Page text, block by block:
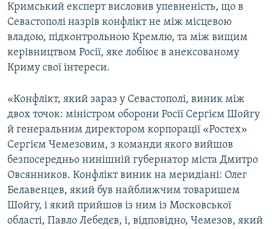
Кримський експерт висловив упевненість, що в
Севастополі назрів конфлікт не між місцевою
владою, підконтрольною Кремлю, та між вищим
керівництвом Росії, яке лобіює в анексованому
Криму свої інтереси.
«Конфлікт, який зараз у Севастополі, виник між
двох точок: міністром оборони Росії Сергієм Шойгу
й генеральним директором корпорації «Ростех»
Сергієм Чемезовим, з команди якого вийшов
безпосередньо нинішній губернатор міста Дмитро
Овсянников. Конфлікт виник на меридіані: Олег
Белавенцев, який був найближчим товаришем
Шойгу, і який прийшов із ним із Московської
області, Павло Лебедєв, і, відповідно, Чемезов, який